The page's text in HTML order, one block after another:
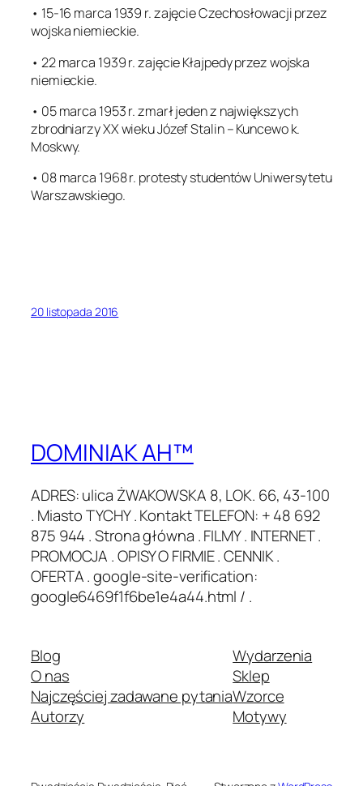
• 15-16 marca 1939 r. zajęcie Czechosłowacji przez
wojska niemieckie.
• 22 marca 1939 r. zajęcie Kłajpedy przez wojska
niemieckie.
• 05 marca 1953 r. zmarł jeden z największych
zbrodniarzy XX wieku Józef Stalin – Kuncewo k.
Moskwy.
• 08 marca 1968 r. protesty studentów Uniwersytetu
Warszawskiego.
20 listopada 2016
DOMINIAK AH™
ADRES: ulica ŻWAKOWSKA 8, LOK. 66, 43-100
. Miasto TYCHY . Kontakt TELEFON: + 48 692
875 944 . Strona główna . FILMY . INTERNET .
PROMOCJA . OPISY O FIRMIE . CENNIK .
OFERTA . google-site-verification:
google6469f1f6be1e4a44.html / .
Blog
O nas
Najczęściej zadawane pytania
Autorzy
Wydarzenia
Sklep
Wzorce
Motywy